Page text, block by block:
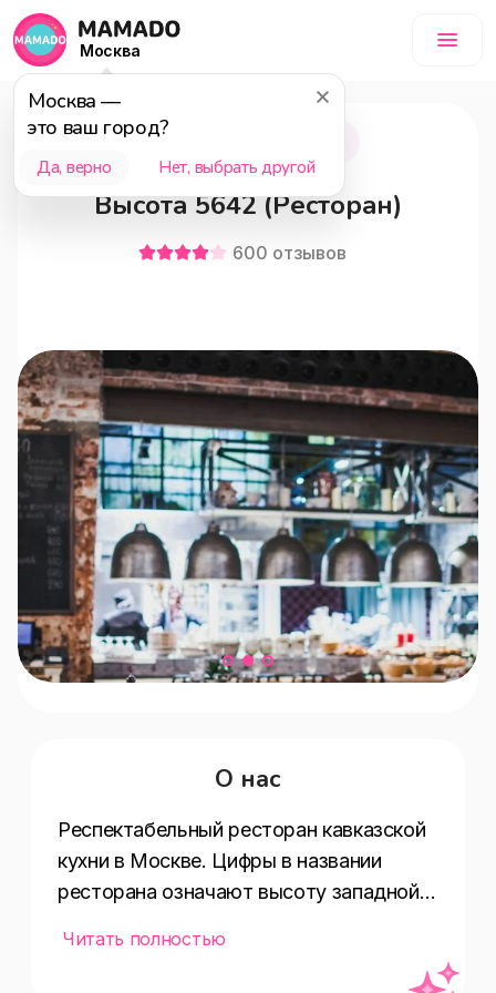
Москва
Москва —
это ваш город?
Да, верно Нет, выбрать другой
Москва
Высота 5642 (Ресторан)
600 отзывов
О нас
Респектабельный ресторан кавказской
кухни в Москве. Цифры в названии
ресторана означают высоту западной
Читать полностью